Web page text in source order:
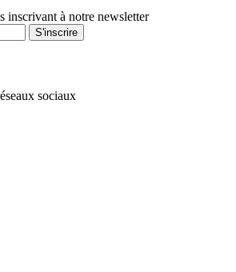
inscrivant à notre newsletter
S'inscrire
sociaux